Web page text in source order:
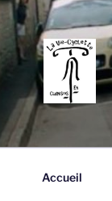
Accueil